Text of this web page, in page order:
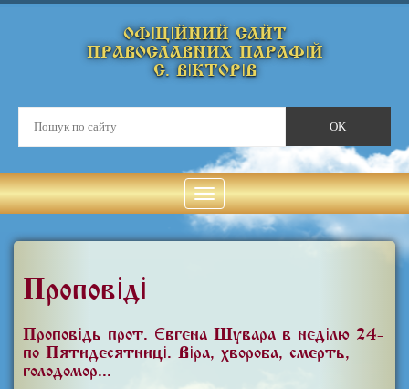
ОФІЦІЙНИЙ САЙТ
ПРАВОСЛАВНИХ ПАРАФІЙ
С. ВІКТОРІВ
Проповіді
Проповідь прот. Євгена Шувара в неділю 24-
по П'ятидесятниці. Віра, хвороба, смерть,
голодомор...